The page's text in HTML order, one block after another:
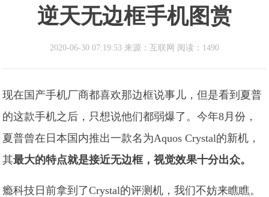
逆天无边框手机图赏
2020-06-30 07:19:53 来源：互联网 阅读：1490
现在国产手机厂商都喜欢那边框说事儿，但是看到夏普
的这款手机之后，只想说他们都弱爆了。今年8月份，
夏普曾在日本国内推出一款名为Aquos Crystal的新机，
其最大的特点就是接近无边框，视觉效果十分出众。
瘾科技日前拿到了Crystal的评测机，我们不妨来瞧瞧。